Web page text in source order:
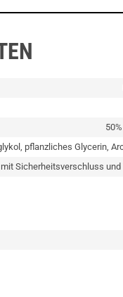
pflanzliches Glycerin,
mit Sicherheitsverschluss